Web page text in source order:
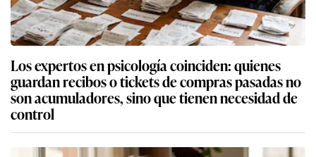
Los expertos en psicología coinciden: quienes
guardan recibos o tickets de compras pasadas no
son acumuladores, sino que tienen necesidad de
control